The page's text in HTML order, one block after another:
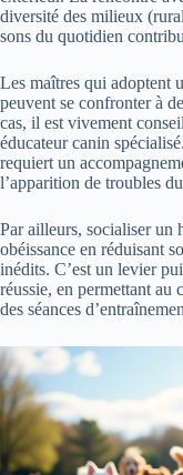
diversité des milieux
sons du quotidien
Les maîtres qui adoptent
peuvent se confronter à
cas, il est vivement
éducateur canin
requiert un
l’apparition de troubles
Par ailleurs, socialiser un
obéissance en réduisant
inédits. C’est un levier
réussie, en permettant au
des séances